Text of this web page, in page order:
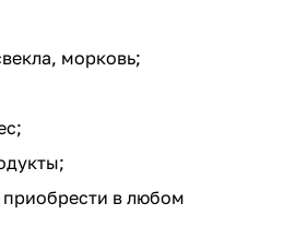
морковь;
в любом